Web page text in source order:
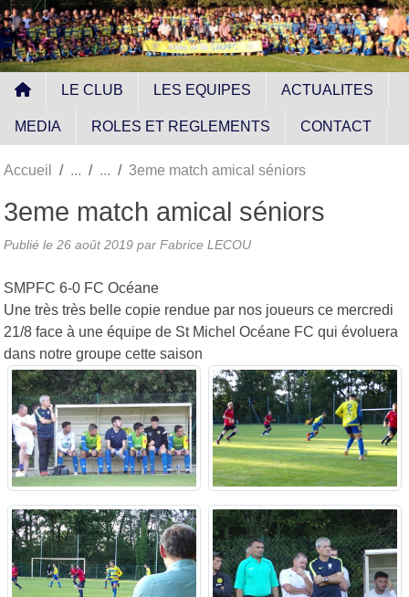
LE CLUB LES EQUIPES ACTUALITES
MEDIA ROLES ET REGLEMENTS CONTACT
Accueil 3eme match amical séniors
3eme match amical séniors
Publié le 26 août 2019 par Fabrice LECOU
SMPFC 6-0 FC Océane
Une très très belle copie rendue par nos joueurs ce mercredi
21/8 face à une équipe de St Michel Océane FC qui évoluera
dans notre groupe cette saison
Panneau de gestion des cookies